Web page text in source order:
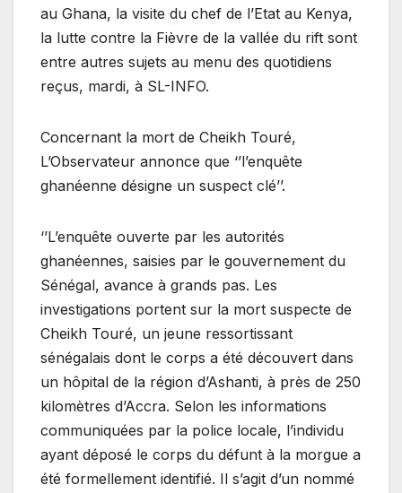
au Ghana, la visite du chef de l’Etat au Kenya,
la lutte contre la Fièvre de la vallée du rift sont
entre autres sujets au menu des quotidiens
reçus, mardi, à SL-INFO.
Concernant la mort de Cheikh Touré,
L’Observateur annonce que ‘’l’enquête
ghanéenne désigne un suspect clé’’.
‘’L’enquête ouverte par les autorités
ghanéennes, saisies par le gouvernement du
Sénégal, avance à grands pas. Les
investigations portent sur la mort suspecte de
Cheikh Touré, un jeune ressortissant
sénégalais dont le corps a été découvert dans
un hôpital de la région d’Ashanti, à près de 250
kilomètres d’Accra. Selon les informations
communiquées par la police locale, l’individu
ayant déposé le corps du défunt à la morgue a
été formellement identifié. Il s’agit d’un nommé